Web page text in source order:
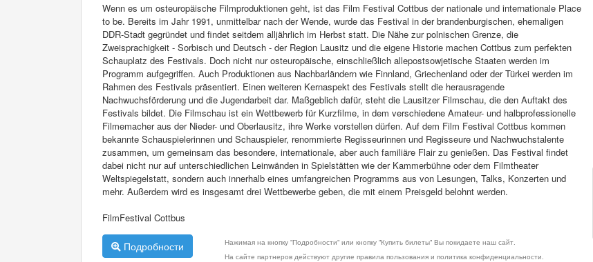
Wenn es um osteuropäische Filmproduktionen geht, ist das Film Festival Cottbus der nationale und internationale Place
to be. Bereits im Jahr 1991, unmittelbar nach der Wende, wurde das Festival in der brandenburgischen, ehemaligen
DDR-Stadt gegründet und findet seitdem alljährlich im Herbst statt. Die Nähe zur polnischen Grenze, die
Zweisprachigkeit - Sorbisch und Deutsch - der Region Lausitz und die eigene Historie machen Cottbus zum perfekten
Schauplatz des Festivals. Doch nicht nur osteuropäische, einschließlich allepostsowjetische Staaten werden im
Programm aufgegriffen. Auch Produktionen aus Nachbarländern wie Finnland, Griechenland oder der Türkei werden im
Rahmen des Festivals präsentiert. Einen weiteren Kernaspekt des Festivals stellt die herausragende
Nachwuchsförderung und die Jugendarbeit dar. Maßgeblich dafür, steht die Lausitzer Filmschau, die den Auftakt des
Festivals bildet. Die Filmschau ist ein Wettbewerb für Kurzfilme, in dem verschiedene Amateur- und halbprofessionelle
Filmemacher aus der Nieder- und Oberlausitz, ihre Werke vorstellen dürfen. Auf dem Film Festival Cottbus kommen
bekannte Schauspielerinnen und Schauspieler, renommierte Regisseurinnen und Regisseure und Nachwuchstalente
zusammen, um gemeinsam das besondere, internationale, aber auch familiäre Flair zu genießen. Das Festival findet
dabei nicht nur auf unterschiedlichen Leinwänden in Spielstätten wie der Kammerbühne oder dem Filmtheater
Weltspiegelstatt, sondern auch innerhalb eines umfangreichen Programms aus von Lesungen, Talks, Konzerten und
mehr. Außerdem wird es insgesamt drei Wettbewerbe geben, die mit einem Preisgeld belohnt werden.
FilmFestival Cottbus
Подробности
Нажимая на кнопку "Подробности" или кнопку "Купить билеты" Вы покидаете наш сайт.
На сайте партнеров действуют другие правила пользования и политика конфиденциальности.